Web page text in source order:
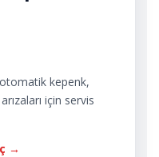
kepenk,
için servis
→